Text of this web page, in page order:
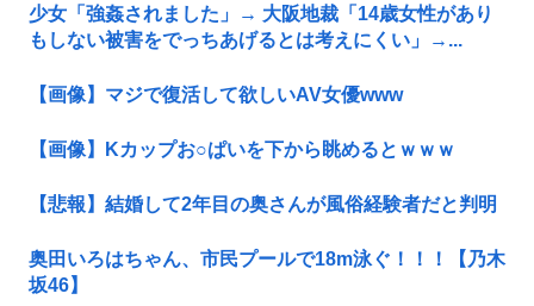
少女「強姦されました」→ 大阪地裁「14歳女性があり
もしない被害をでっちあげるとは考えにくい」→...
【画像】マジで復活して欲しいAV女優www
【画像】Kカップお○ぱいを下から眺めるとｗｗｗ
【悲報】結婚して2年目の奥さんが風俗経験者だと判明
奥田いろはちゃん、市民プールで18m泳ぐ！！！【乃木
坂46】